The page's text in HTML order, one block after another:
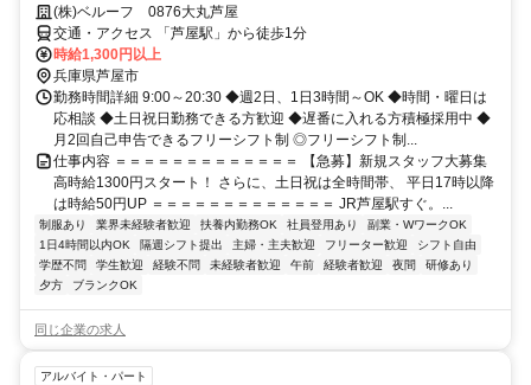
(株)ベルーフ 0876大丸芦屋
交通・アクセス 「芦屋駅」から徒歩1分
時給1,300円以上
兵庫県芦屋市
勤務時間詳細 9:00～20:30 ◆週2日、1日3時間～OK ◆時間・曜日は
応相談 ◆土日祝日勤務できる方歓迎 ◆遅番に入れる方積極採用中 ◆
月2回自己申告できるフリーシフト制 ◎フリーシフト制...
仕事内容 ＝＝＝＝＝＝＝＝＝＝＝＝＝ 【急募】新規スタッフ大募集
高時給1300円スタート！ さらに、土日祝は全時間帯、 平日17時以降
は時給50円UP ＝＝＝＝＝＝＝＝＝＝＝＝＝ JR芦屋駅すぐ。...
制服あり 業界未経験者歓迎 扶養内勤務OK 社員登用あり
副業・WワークOK
1日4時間以内OK
隔週シフト提出 主婦・主夫歓迎 フリーター歓迎
シフト自由
学歴不問
学生歓迎 経験不問 未経験者歓迎 午前 経験者歓迎 夜間
研修あり
夕方
ブランクOK
同じ企業の求人
アルバイト・パート